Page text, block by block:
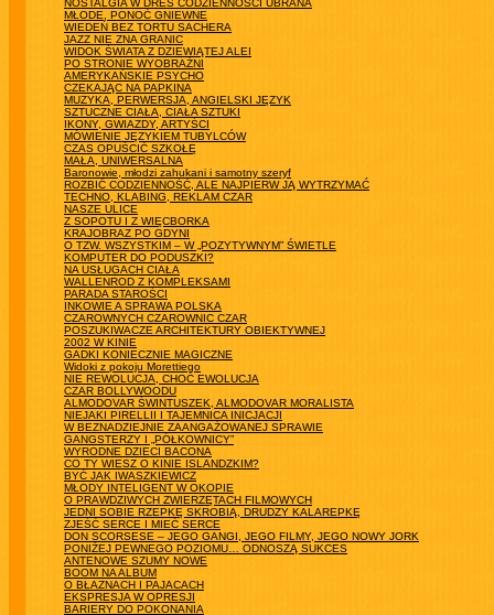
NOSTALGIA W DRES CODZIENNOŚCI UBRANA
MŁODE, PONOĆ GNIEWNE
WIEDEŃ BEZ TORTU SACHERA
JAZZ NIE ZNA GRANIC
WIDOK ŚWIATA Z DZIEWIĄTEJ ALEI
PO STRONIE WYOBRAŹNI
AMERYKAŃSKIE PSYCHO
CZEKAJĄC NA PAPKINA
MUZYKA, PERWERSJA, ANGIELSKI JĘZYK
SZTUCZNE CIAŁA, CIAŁA SZTUKI
IKONY, GWIAZDY, ARTYŚCI
MÓWIENIE JĘZYKIEM TUBYLCÓW
CZAS OPUŚCIĆ SZKOŁĘ
MAŁA, UNIWERSALNA
Baronowie, młodzi zahukani i samotny szeryf
ROZBIĆ CODZIENNOŚĆ, ALE NAJPIERW JĄ WYTRZYMAĆ
TECHNO, KLABING, REKLAM CZAR
NASZE ULICE
Z SOPOTU I Z WIĘCBORKA
KRAJOBRAZ PO GDYNI
O TZW. WSZYSTKIM – W „POZYTYWNYM” ŚWIETLE
KOMPUTER DO PODUSZKI?
NA USŁUGACH CIAŁA
WALLENROD Z KOMPLEKSAMI
PARADA STAROŚCI
INKOWIE A SPRAWA POLSKA
CZAROWNYCH CZAROWNIC CZAR
POSZUKIWACZE ARCHITEKTURY OBIEKTYWNEJ
2002 W KINIE
GADKI KONIECZNIE MAGICZNE
Widoki z pokoju Morettiego
NIE REWOLUCJA, CHOĆ EWOLUCJA
CZAR BOLLYWOODU
ALMODOVAR ŚWINTUSZEK, ALMODOVAR MORALISTA
NIEJAKI PIRELLII I TAJEMNICA INICJACJI
W BEZNADZIEJNIE ZAANGAŻOWANEJ SPRAWIE
GANGSTERZY I „PÓŁKOWNICY”
WYRODNE DZIECI BACONA
CO TY WIESZ O KINIE ISLANDZKIM?
BYĆ JAK IWASZKIEWICZ
MŁODY INTELIGENT W OKOPIE
O PRAWDZIWYCH ZWIERZĘTACH FILMOWYCH
JEDNI SOBIE RZEPKĘ SKROBIĄ, DRUDZY KALAREPKĘ
ZJEŚĆ SERCE I MIEĆ SERCE
DON SCORSESE – JEGO GANGI, JEGO FILMY, JEGO NOWY JORK
PONIŻEJ PEWNEGO POZIOMU… ODNOSZĄ SUKCES
ANTENOWE SZUMY NOWE
BOOM NA ALBUM
O BŁAZNACH I PAJACACH
EKSPRESJA W OPRESJI
BARIERY DO POKONANIA